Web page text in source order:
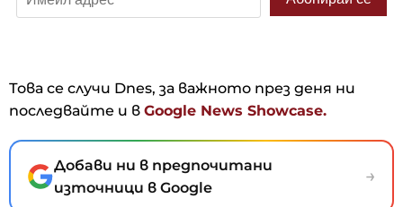
Това се случи Dnes, за важното през деня ни
последвайте и в Google News Showcase.
Добави ни в предпочитани
източници в Google
→